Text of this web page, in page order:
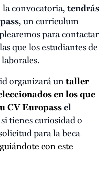
la convocatoria,tendrás
, un curriculum
para contactar
que los estudiantes de
organizará untaller
en los que
CV Europassel
tienes curiosidad o
para la beca
con este